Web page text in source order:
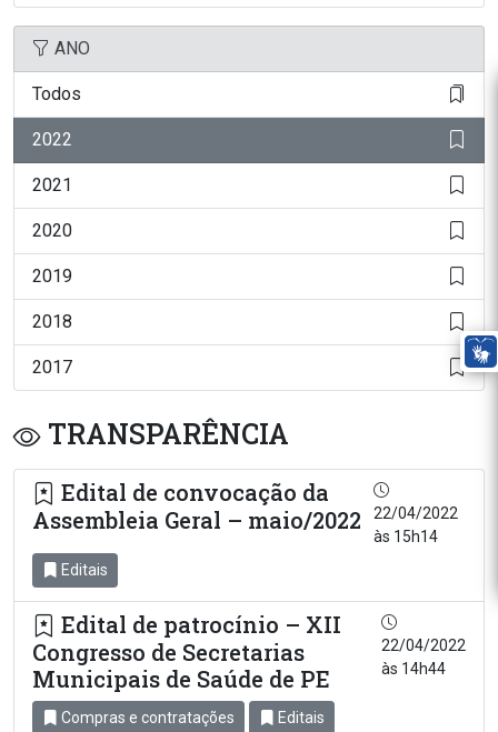
ANO
Todos
2022
2021
2020
2019
2018
2017
TRANSPARÊNCIA
Edital de convocação da
Assembleia Geral – maio/2022
22/04/2022
às 15h14
Editais
Edital de patrocínio – XII
Congresso de Secretarias
Municipais de Saúde de PE
22/04/2022
às 14h44
Compras e contratações Editais